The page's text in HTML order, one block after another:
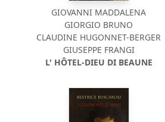
GIOVANNI MADDALENA
GIORGIO BRUNO
CLAUDINE HUGONNET-BERGER
GIUSEPPE FRANGI
L' HÔTEL-DIEU DI BEAUNE